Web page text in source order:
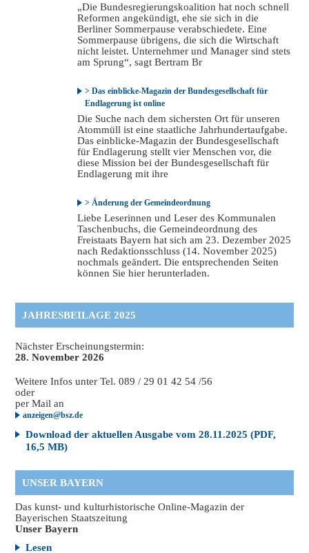
„Die Bundesregierungskoalition hat noch schnell
Reformen angekündigt, ehe sie sich in die
Berliner Sommerpause verabschiedete. Eine
Sommerpause übrigens, die sich die Wirtschaft
nicht leistet. Unternehmer und Manager sind stets
am Sprung“, sagt Bertram Br
> Das einblicke-Magazin der Bundesgesellschaft für
Endlagerung ist online
Die Suche nach dem sichersten Ort für unseren
Atommüll ist eine staatliche Jahrhundertaufgabe.
Das einblicke-Magazin der Bundesgesellschaft
für Endlagerung stellt vier Menschen vor, die
diese Mission bei der Bundesgesellschaft für
Endlagerung mit ihre
> Änderung der Gemeindeordnung
Liebe Leserinnen und Leser des Kommunalen
Taschenbuchs, die Gemeindeordnung des
Freistaats Bayern hat sich am 23. Dezember 2025
nach Redaktionsschluss (14. November 2025)
nochmals geändert. Die entsprechenden Seiten
können Sie hier herunterladen.
JAHRESBEILAGE 2025
Nächster Erscheinungstermin:
28. November 2026
Weitere Infos unter Tel. 089 / 29 01 42 54 /56
oder
per Mail an
anzeigen@bsz.de
Download der aktuellen Ausgabe vom 28.11.2025 (PDF,
16,5 MB)
UNSER BAYERN
Das kunst- und kulturhistorische Online-Magazin der
Bayerischen Staatszeitung
Unser Bayern
Lesen